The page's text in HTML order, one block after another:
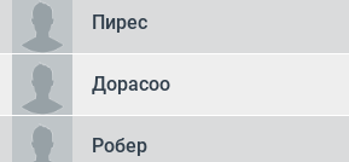
Пирес
Дорасоо
Робер